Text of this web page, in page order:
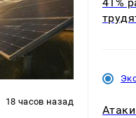
18 часов назад